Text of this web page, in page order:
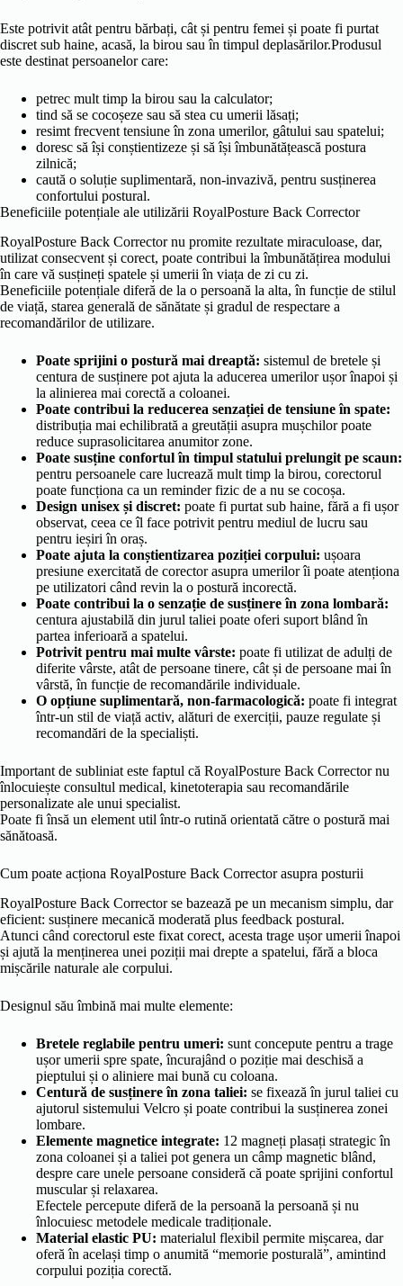
Este potrivit atât pentru bărbați, cât și pentru femei și poate fi purtat
discret sub haine, acasă, la birou sau în timpul deplasărilor.Produsul
este destinat persoanelor care:
petrec mult timp la birou sau la calculator;
tind să se cocoșeze sau să stea cu umerii lăsați;
resimt frecvent tensiune în zona umerilor, gâtului sau spatelui;
doresc să își conștientizeze și să își îmbunătățească postura
zilnică;
caută o soluție suplimentară, non-invazivă, pentru susținerea
confortului postural.
Beneficiile potențiale ale utilizării RoyalPosture Back Corrector
RoyalPosture Back Corrector nu promite rezultate miraculoase, dar,
utilizat consecvent și corect, poate contribui la îmbunătățirea modului
în care vă susțineți spatele și umerii în viața de zi cu zi.
Beneficiile potențiale diferă de la o persoană la alta, în funcție de stilul
de viață, starea generală de sănătate și gradul de respectare a
recomandărilor de utilizare.
Poate sprijini o postură mai dreaptă: sistemul de bretele și
centura de susținere pot ajuta la aducerea umerilor ușor înapoi și
la alinierea mai corectă a coloanei.
Poate contribui la reducerea senzației de tensiune în spate:
distribuția mai echilibrată a greutății asupra mușchilor poate
reduce suprasolicitarea anumitor zone.
Poate susține confortul în timpul statului prelungit pe scaun:
pentru persoanele care lucrează mult timp la birou, corectorul
poate funcționa ca un reminder fizic de a nu se cocoșa.
Design unisex și discret: poate fi purtat sub haine, fără a fi ușor
observat, ceea ce îl face potrivit pentru mediul de lucru sau
pentru ieșiri în oraș.
Poate ajuta la conștientizarea poziției corpului: ușoara
presiune exercitată de corector asupra umerilor îi poate atenționa
pe utilizatori când revin la o postură incorectă.
Poate contribui la o senzație de susținere în zona lombară:
centura ajustabilă din jurul taliei poate oferi suport blând în
partea inferioară a spatelui.
Potrivit pentru mai multe vârste: poate fi utilizat de adulți de
diferite vârste, atât de persoane tinere, cât și de persoane mai în
vârstă, în funcție de recomandările individuale.
O opțiune suplimentară, non-farmacologică: poate fi integrat
într-un stil de viață activ, alături de exerciții, pauze regulate și
recomandări de la specialiști.
Important de subliniat este faptul că RoyalPosture Back Corrector nu
înlocuiește consultul medical, kinetoterapia sau recomandările
personalizate ale unui specialist.
Poate fi însă un element util într-o rutină orientată către o postură mai
sănătoasă.
Cum poate acționa RoyalPosture Back Corrector asupra posturii
RoyalPosture Back Corrector se bazează pe un mecanism simplu, dar
eficient: susținere mecanică moderată plus feedback postural.
Atunci când corectorul este fixat corect, acesta trage ușor umerii înapoi
și ajută la menținerea unei poziții mai drepte a spatelui, fără a bloca
mișcările naturale ale corpului.
Designul său îmbină mai multe elemente:
Bretele reglabile pentru umeri: sunt concepute pentru a trage
ușor umerii spre spate, încurajând o poziție mai deschisă a
pieptului și o aliniere mai bună cu coloana.
Centură de susținere în zona taliei: se fixează în jurul taliei cu
ajutorul sistemului Velcro și poate contribui la susținerea zonei
lombare.
Elemente magnetice integrate: 12 magneți plasați strategic în
zona coloanei și a taliei pot genera un câmp magnetic blând,
despre care unele persoane consideră că poate sprijini confortul
muscular și relaxarea.
Efectele percepute diferă de la persoană la persoană și nu
înlocuiesc metodele medicale tradiționale.
Material elastic PU: materialul flexibil permite mișcarea, dar
oferă în același timp o anumită “memorie posturală”, amintind
corpului poziția corectă.